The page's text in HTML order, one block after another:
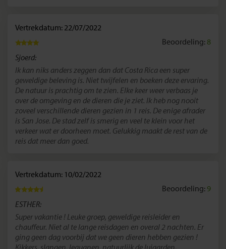
Vertrekdatum: 22/07/2022
Beoordeling: 8
Sjoerd:
Ik kan niks anders zeggen dan dat Costa Rica een super
geweldige beleving is. Niet twijfelen en boeken deze ervaring.
De natuur is prachtig om te zien. Elke keer weer verbaas je
over de omgeving en de dieren die je ziet. Ik heb nog nooit
zoveel verschillende dieren gezien in 1 reis. De enige afrader
is San Jose. De stad zelf is smerig en veel te klein voor het
verkeer wat er doorheen moet. Gelukkig maakt de rest van de
reis dat meer dan goed.
Vertrekdatum: 10/02/2022
Beoordeling: 9
ESTHER:
Super vakantie ! Leuke groep, geweldige reisleider en
chauffeur. Niet al te lange reisdagen en overal 2 nachten. Er
ging geen dag voorbij dat we geen dieren hebben gezien !